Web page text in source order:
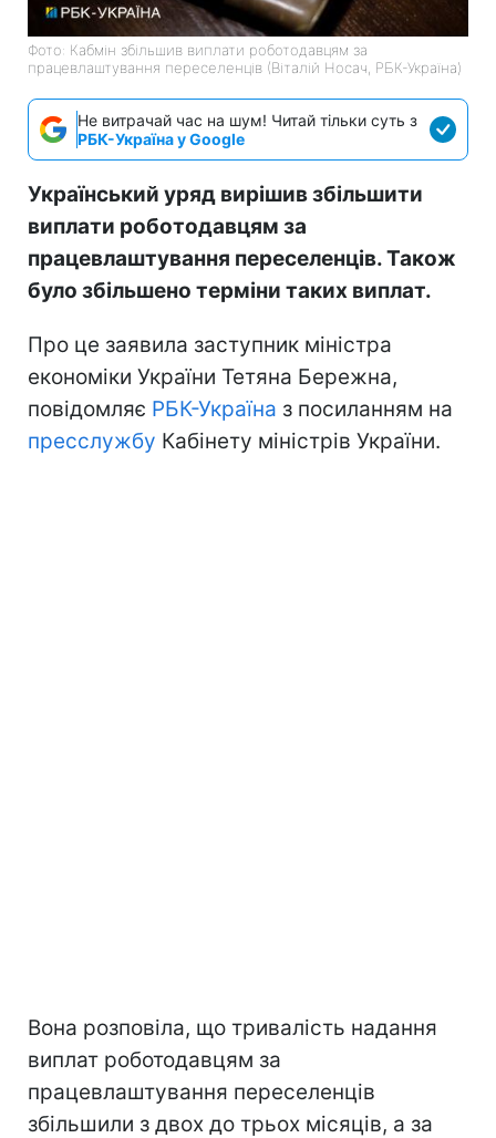
Фото: Кабмін збільшив виплати роботодавцям за
працевлаштування переселенців (Віталій Носач, РБК-Україна)
Не витрачай час на шум! Читай тільки суть з
РБК-Україна у Google
Український уряд вирішив збільшити
виплати роботодавцям за
працевлаштування переселенців. Також
було збільшено терміни таких виплат.
Про це заявила заступник міністра
економіки України Тетяна Бережна,
повідомляє РБК-Україна з посиланням на
пресслужбу Кабінету міністрів України.
Вона розповіла, що тривалість надання
виплат роботодавцям за
працевлаштування переселенців
збільшили з двох до трьох місяців, а за